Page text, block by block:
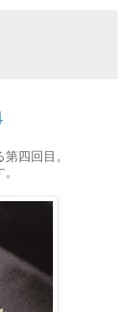
四回目。